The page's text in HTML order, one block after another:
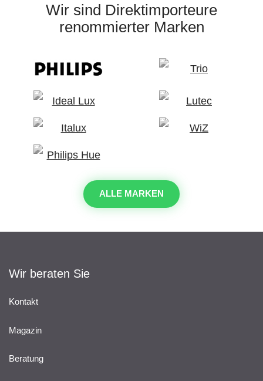
Wir sind Direktimporteure
renommierter Marken
ALLE MARKEN
Wir beraten Sie
Kontakt
Magazin
Beratung